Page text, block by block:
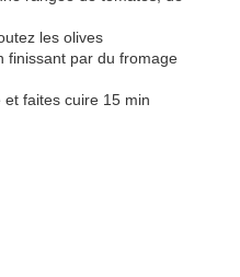
les olives
finissant par du fromage
faites cuire 15 min